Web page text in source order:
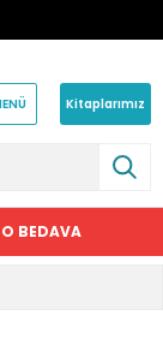
Kitaplarımız
BEDAVA